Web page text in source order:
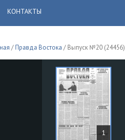
КОНТАКТЫ
/Правда Востока / Выпуск №20 (24456)
1